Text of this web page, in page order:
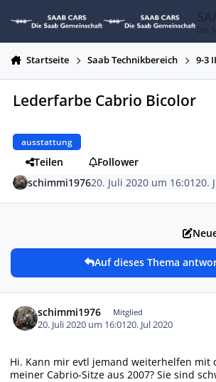
Die
Startseite Saab Technikbereich 9-3 II
Lederfarbe Cabrio Bicolor
ausstattung
Teilen
Follower
schimmi197620. Juli 2020 um 16:01 20.
Auf dieses Thema
schimmi1976 Mitglied
20. Juli 2020 um 16:0120. Jul 2020
Hi. Kann mir evtl jemand weiterhelfen mit
meiner Cabrio-Sitze aus 2007? Sie sind